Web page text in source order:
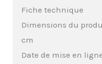
Fiche technique
Dimensions du
cm
Date de mise en